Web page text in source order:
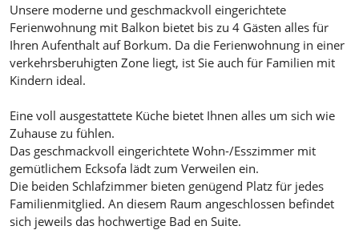
Unsere moderne und geschmackvoll eingerichtete
Ferienwohnung mit Balkon bietet bis zu 4 Gästen alles für
Ihren Aufenthalt auf Borkum. Da die Ferienwohnung in einer
verkehrsberuhigten Zone liegt, ist Sie auch für Familien mit
Kindern ideal.
Eine voll ausgestattete Küche bietet Ihnen alles um sich wie
Zuhause zu fühlen.
Das geschmackvoll eingerichtete Wohn-/Esszimmer mit
gemütlichem Ecksofa lädt zum Verweilen ein.
Die beiden Schlafzimmer bieten genügend Platz für jedes
Familienmitglied. An diesem Raum angeschlossen befindet
sich jeweils das hochwertige Bad en Suite.